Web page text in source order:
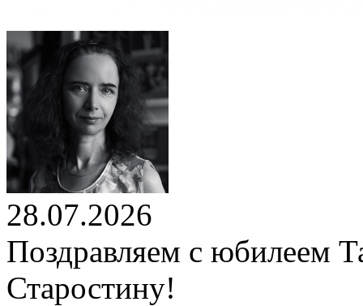
28.07.2026
Поздравляем с юбилеем
Старостину!